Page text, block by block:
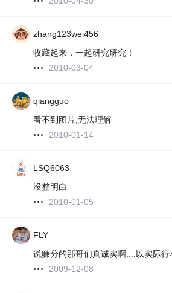
zhang123wei456
收藏起来，一起研究研究！
2010-03-04
qiangguo
看不到图片,无法理解
2010-01-14
LSQ6063
没整明白
2010-01-05
FLY
说赚分的那哥们真诚实啊....以实际行
2009-12-08